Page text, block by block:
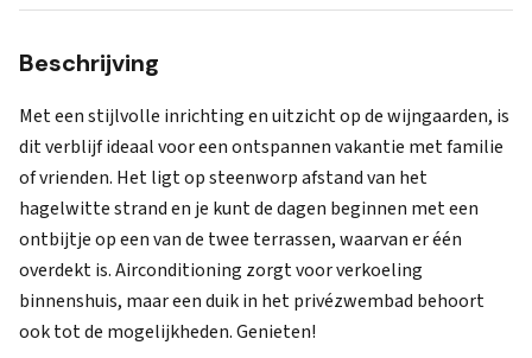
Beschrijving
Met een stijlvolle inrichting en uitzicht op de wijngaarden, is
dit verblijf ideaal voor een ontspannen vakantie met familie
of vrienden. Het ligt op steenworp afstand van het
hagelwitte strand en je kunt de dagen beginnen met een
ontbijtje op een van de twee terrassen, waarvan er één
overdekt is. Airconditioning zorgt voor verkoeling
binnenshuis, maar een duik in het privézwembad behoort
ook tot de mogelijkheden. Genieten!